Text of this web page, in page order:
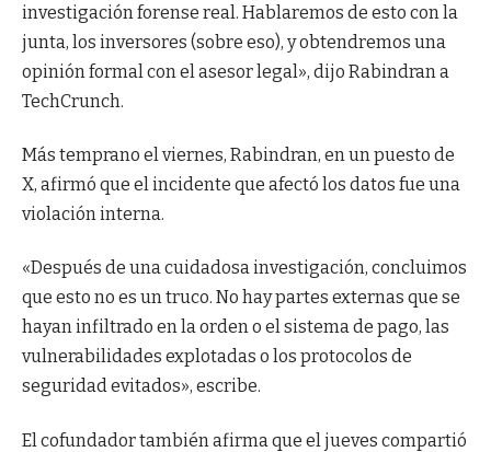
investigación forense real. Hablaremos de esto con la
junta, los inversores (sobre eso), y obtendremos una
opinión formal con el asesor legal», dijo Rabindran a
TechCrunch.
Más temprano el viernes, Rabindran, en un puesto de
X, afirmó que el incidente que afectó los datos fue una
violación interna.
«Después de una cuidadosa investigación, concluimos
que esto no es un truco. No hay partes externas que se
hayan infiltrado en la orden o el sistema de pago, las
vulnerabilidades explotadas o los protocolos de
seguridad evitados», escribe.
El cofundador también afirma que el jueves compartió